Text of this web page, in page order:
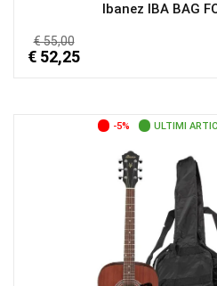
Ibanez IBA BAG
€ 55,00
€ 52,25
-5% ULTIMI